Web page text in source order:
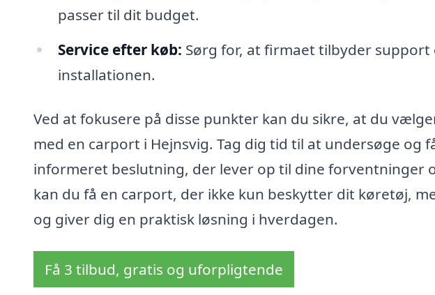
passer til dit budget.
Service efter køb: Sørg for, at firmaet tilbyder
installationen.
Ved at fokusere på disse punkter kan du sikre, at du
med en carport i Hejnsvig. Tag dig tid til at undersøge og
informeret beslutning, der lever op til dine forventninger
kan du få en carport, der ikke kun beskytter dit køretøj,
og giver dig en praktisk løsning i hverdagen.
Få 3 tilbud, gratis og uforpligtende